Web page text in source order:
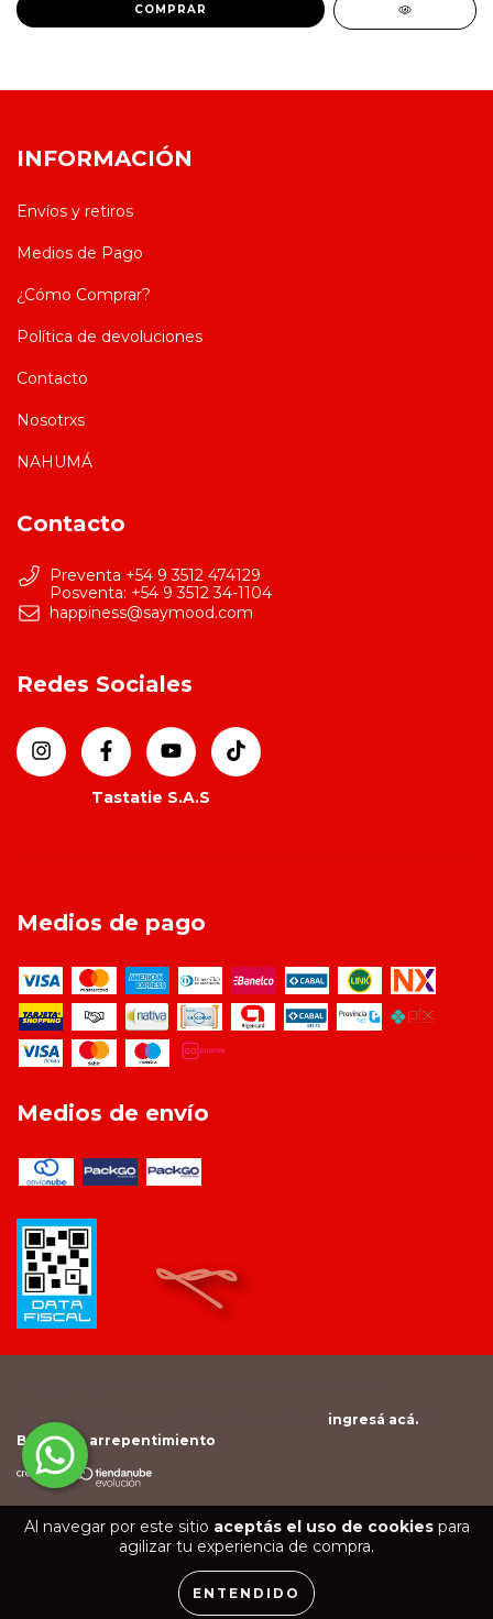
Al navegar por este sitio aceptás el uso de cookiespara
agilizar tu experiencia de compra.
ENTENDIDO
COMPRAR
INFORMACIÓN
Envíos y retiros
Medios de Pago
¿Cómo Comprar?
Política de devoluciones
Contacto
Nosotrxs
NAHUMÁ
Contacto
Preventa +54 9 3512 474129
happiness@saymood.com
Redes Sociales
Medios de pago
Medios de envío
Defensa de las y los consumidores. Para reclamos ingresá acá.
Botón de arrepentimiento